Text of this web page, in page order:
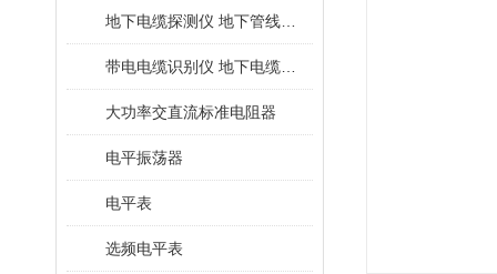
大功率交直流标准电阻器
电平振荡器
电平表
选频电平表